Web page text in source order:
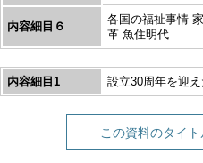
内容細目６
各国の福祉事情
革 魚住明代
内容細目1 設立30周年を迎
この資料のタイ